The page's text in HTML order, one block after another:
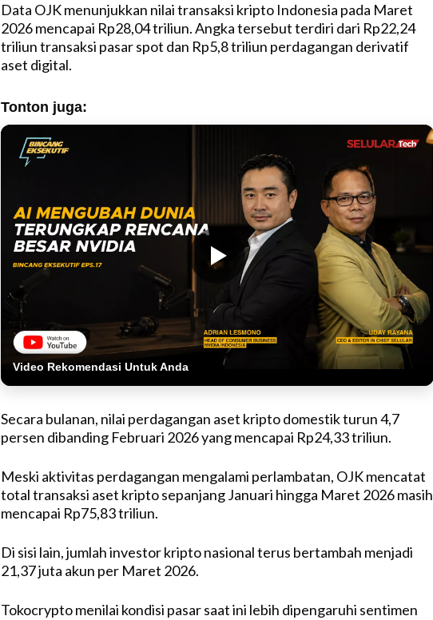
Data OJK menunjukkan nilai transaksi kripto Indonesia pada Maret
2026 mencapai Rp28,04 triliun. Angka tersebut terdiri dari Rp22,24
triliun transaksi pasar spot dan Rp5,8 triliun perdagangan derivatif
aset digital.
Tonton juga:
Video Rekomendasi Untuk Anda
Secara bulanan, nilai perdagangan aset kripto domestik turun 4,7
persen dibanding Februari 2026 yang mencapai Rp24,33 triliun.
Meski aktivitas perdagangan mengalami perlambatan, OJK mencatat
total transaksi aset kripto sepanjang Januari hingga Maret 2026 masih
mencapai Rp75,83 triliun.
Di sisi lain, jumlah investor kripto nasional terus bertambah menjadi
21,37 juta akun per Maret 2026.
Tokocrypto menilai kondisi pasar saat ini lebih dipengaruhi sentimen